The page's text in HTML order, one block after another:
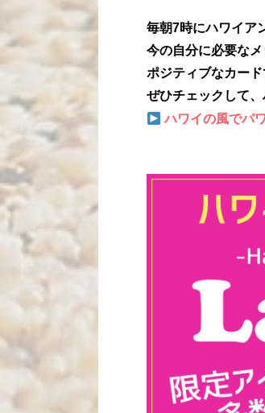
毎朝7時にハワイア
今の自分に必要な
ポジティブなカード
ぜひチェックして
ハワイの風でパ